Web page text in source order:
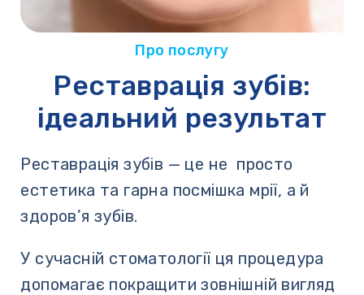
Про послугу
Реставрація зубів:
ідеальний результат
Реставрація зубів — це не просто
естетика та гарна посмішка мрії, а й
здоров’я зубів.
У сучасній стоматології ця процедура
допомагає покращити зовнішній вигляд